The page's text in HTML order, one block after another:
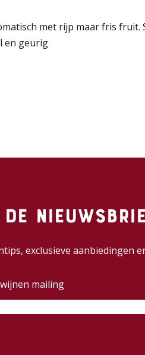
met rijp maar fris fruit.
en geurig
exclusieve aanbiedingen
mailing